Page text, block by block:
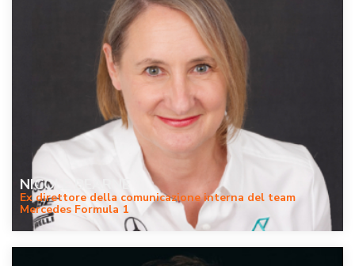
NICOLE BEARNE
Ex direttore della comunicazione interna del team
Mercedes Formula 1